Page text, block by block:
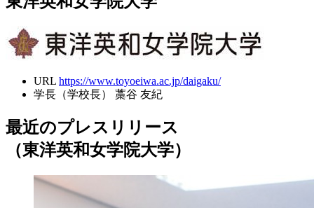
URL https://www.toyoeiwa.ac.jp/daigaku/
学長（学校長）
藁谷 友紀
最近のプレスリリース
（東洋英和女学院大学）